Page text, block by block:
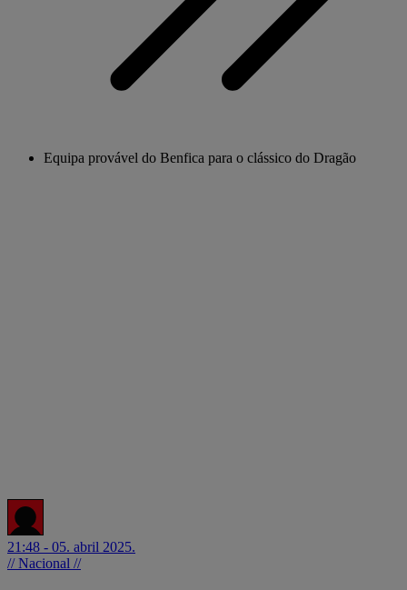
Equipa provável do Benfica para o clássico do Dragão
21:48 - 05. abril 2025.
// Nacional //